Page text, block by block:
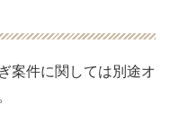
案件に関しては別途オ